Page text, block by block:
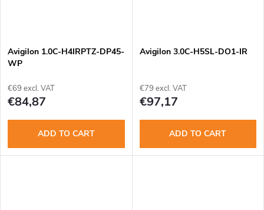
Avigilon 1.0C-H4IRPTZ-DP45-
WP
€69 excl. VAT
€84,87
ADD TO CART
Avigilon 3.0C-H5SL-DO1-IR
€79 excl. VAT
€97,17
ADD TO CART